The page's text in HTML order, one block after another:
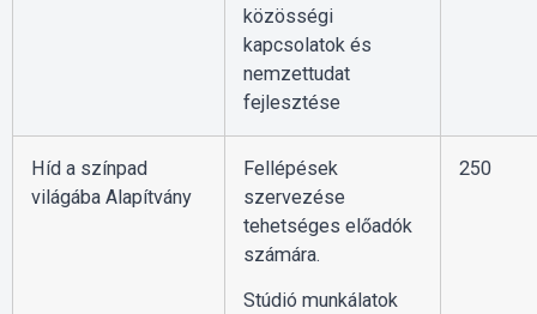
közösségi
kapcsolatok és
nemzettudat
fejlesztése
Híd a színpad
világába Alapítvány
Fellépések
szervezése
tehetséges előadók
számára.
Stúdió munkálatok
250